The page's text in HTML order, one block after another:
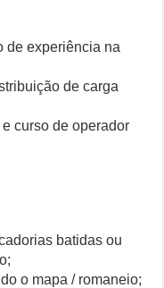
de experiência na
de carga
curso de operador
batidas ou
o mapa / romaneio;